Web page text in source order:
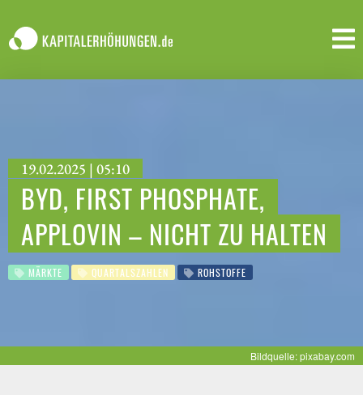
19.02.2025 | 05:10
BYD, FIRST PHOSPHATE,
APPLOVIN – NICHT ZU HALTEN
MÄRKTE QUARTALSZAHLEN ROHSTOFFE
Bildquelle: pixabay.com